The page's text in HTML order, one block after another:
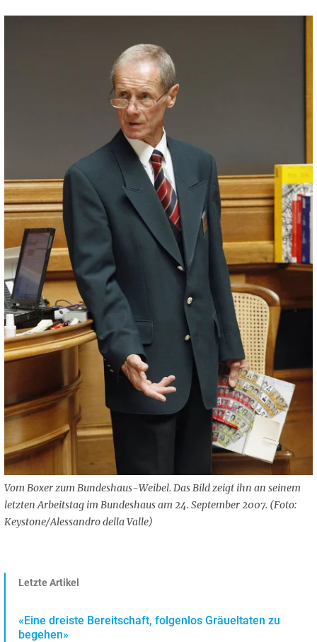
Vom Boxer zum Bundeshaus-Weibel. Das Bild zeigt ihn an seinem
letzten Arbeitstag im Bundeshaus am 24. September 2007. (Foto:
Keystone/Alessandro della Valle)
Letzte Artikel
«Eine dreiste Bereitschaft, folgenlos Gräueltaten zu
begehen»